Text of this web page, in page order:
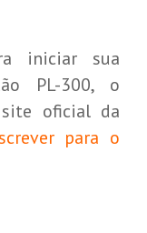
iniciar sua
PL-300, o
oficial da
para o